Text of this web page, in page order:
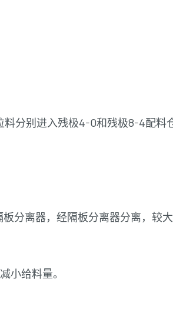
分别进入残极4-0和残极8-4配料
分离器，经隔板分离器分离，较
小给料量。